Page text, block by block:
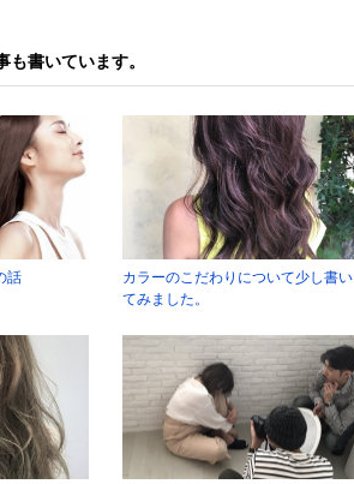
書いています。
話
カラーのこだわりについて少し書い
てみました。